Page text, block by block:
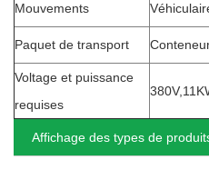
Mouvements
Paquet de transport
Voltage et puissance
requises
Affichage des types de